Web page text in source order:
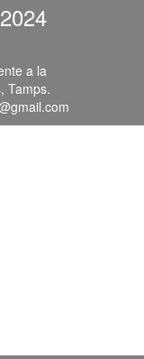
a la
Tamps.